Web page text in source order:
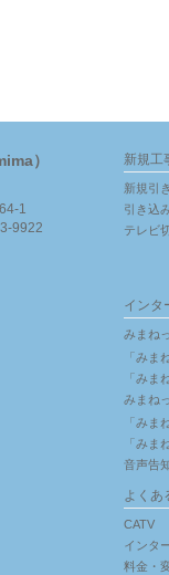
）
1
9922
新規工
新規引
引き込
テレビ
インタ
みまね
「みま
「みま
みまね
「みま
「みま
音声告
よくあ
CATV
インタ
料金・